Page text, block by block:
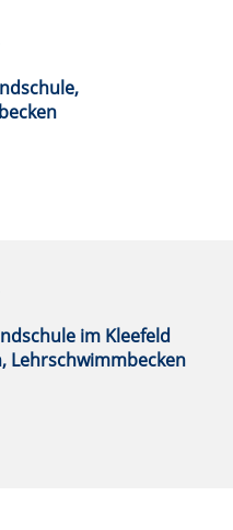
im Kleefeld
Lehrschwimmbecken